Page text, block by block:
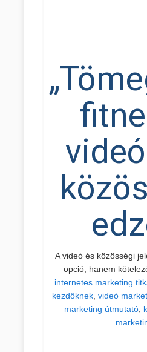
A videó és közösségi
opció, hanem
internetes marketing
kezdőknek, videó
marketing útmutató,